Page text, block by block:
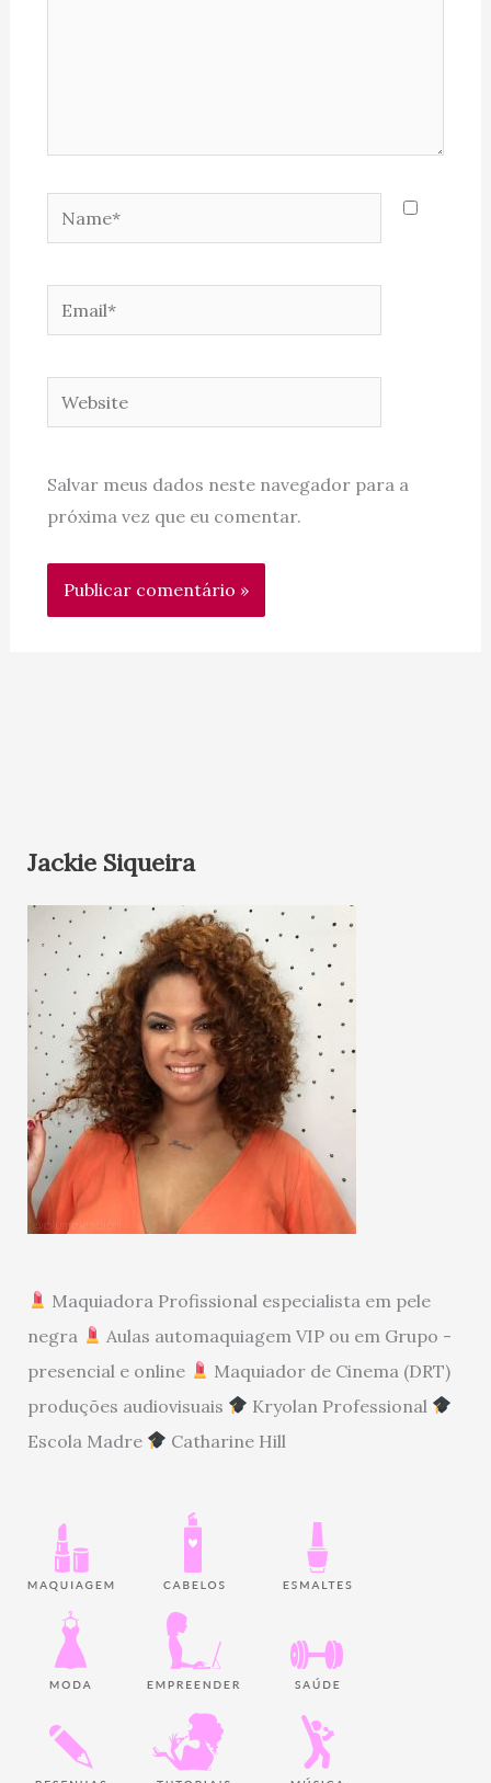
Name*
Email*
Website
Salvar meus dados neste navegador para a
próxima vez que eu comentar.
Jackie Siqueira
Maquiadora Profissional especialista em pele
negra
Aulas automaquiagem VIP ou em Grupo -
presencial e online
Maquiador de Cinema (DRT)
produções audiovisuais
Kryolan Professional
Escola Madre
Catharine Hill